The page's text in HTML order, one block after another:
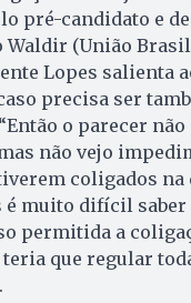
pré-candidato e
Waldir (União
Lopes salienta
precisa ser
o parecer
não vejo
coligados na
é muito difícil saber
permitida a
teria que regular